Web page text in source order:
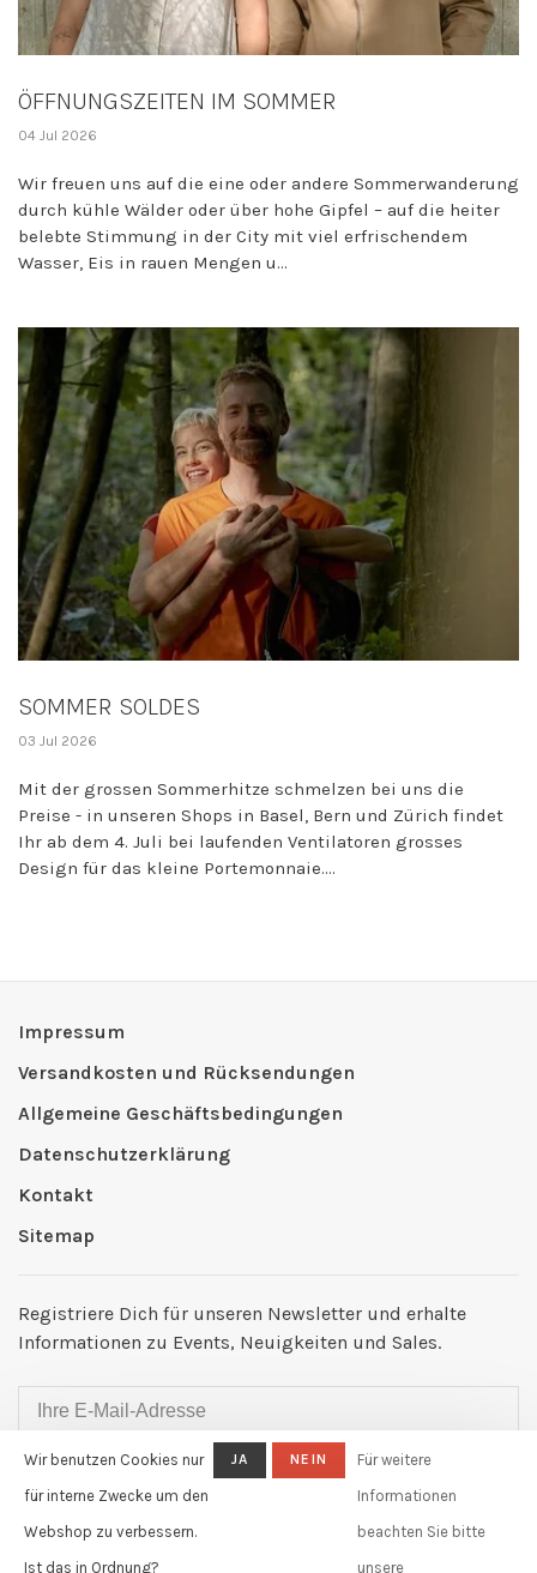
ÖFFNUNGSZEITEN IM SOMMER
04 Jul 2026
Wir freuen uns auf die eine oder andere Sommerwanderung
durch kühle Wälder oder über hohe Gipfel – auf die heiter
belebte Stimmung in der City mit viel erfrischendem
Wasser, Eis in rauen Mengen u...
SOMMER SOLDES
03 Jul 2026
Mit der grossen Sommerhitze schmelzen bei uns die
Preise - in unseren Shops in Basel, Bern und Zürich findet
Ihr ab dem 4. Juli bei laufenden Ventilatoren grosses
Design für das kleine Portemonnaie....
Impressum
Versandkosten und Rücksendungen
Allgemeine Geschäftsbedingungen
Datenschutzerklärung
Kontakt
Sitemap
Registriere Dich für unseren Newsletter und erhalte
Informationen zu Events, Neuigkeiten und Sales.
ABONNIEREN
By signing up, you agree to our Privacy Policy.
Wir benutzen Cookies nur
für interne Zwecke um den
Webshop zu verbessern.
Ist das in Ordnung?
JA NEIN
Für weitere
Informationen
beachten Sie bitte
unsere